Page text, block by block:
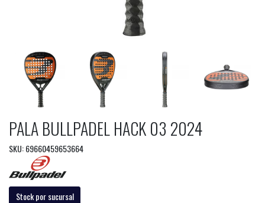
PALA BULLPADEL HACK 03 2024
SKU: 69660459653664
Stock por sucursal